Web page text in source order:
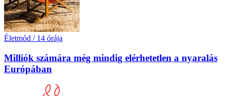
Életmód / 14 órája
Milliók számára még mindig elérhetetlen a nyaralás
Európában